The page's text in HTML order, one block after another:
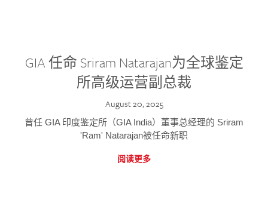
GIA 任命 Sriram Natarajan为全球鉴定
所高级运营副总裁
August 20, 2025
曾任 GIA 印度鉴定所（GIA India）董事总经理的 Sriram
'Ram' Natarajan被任命新职
阅读更多